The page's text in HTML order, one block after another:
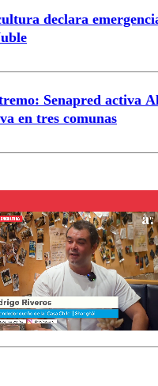
declara
Senapred activa
en tres comunas